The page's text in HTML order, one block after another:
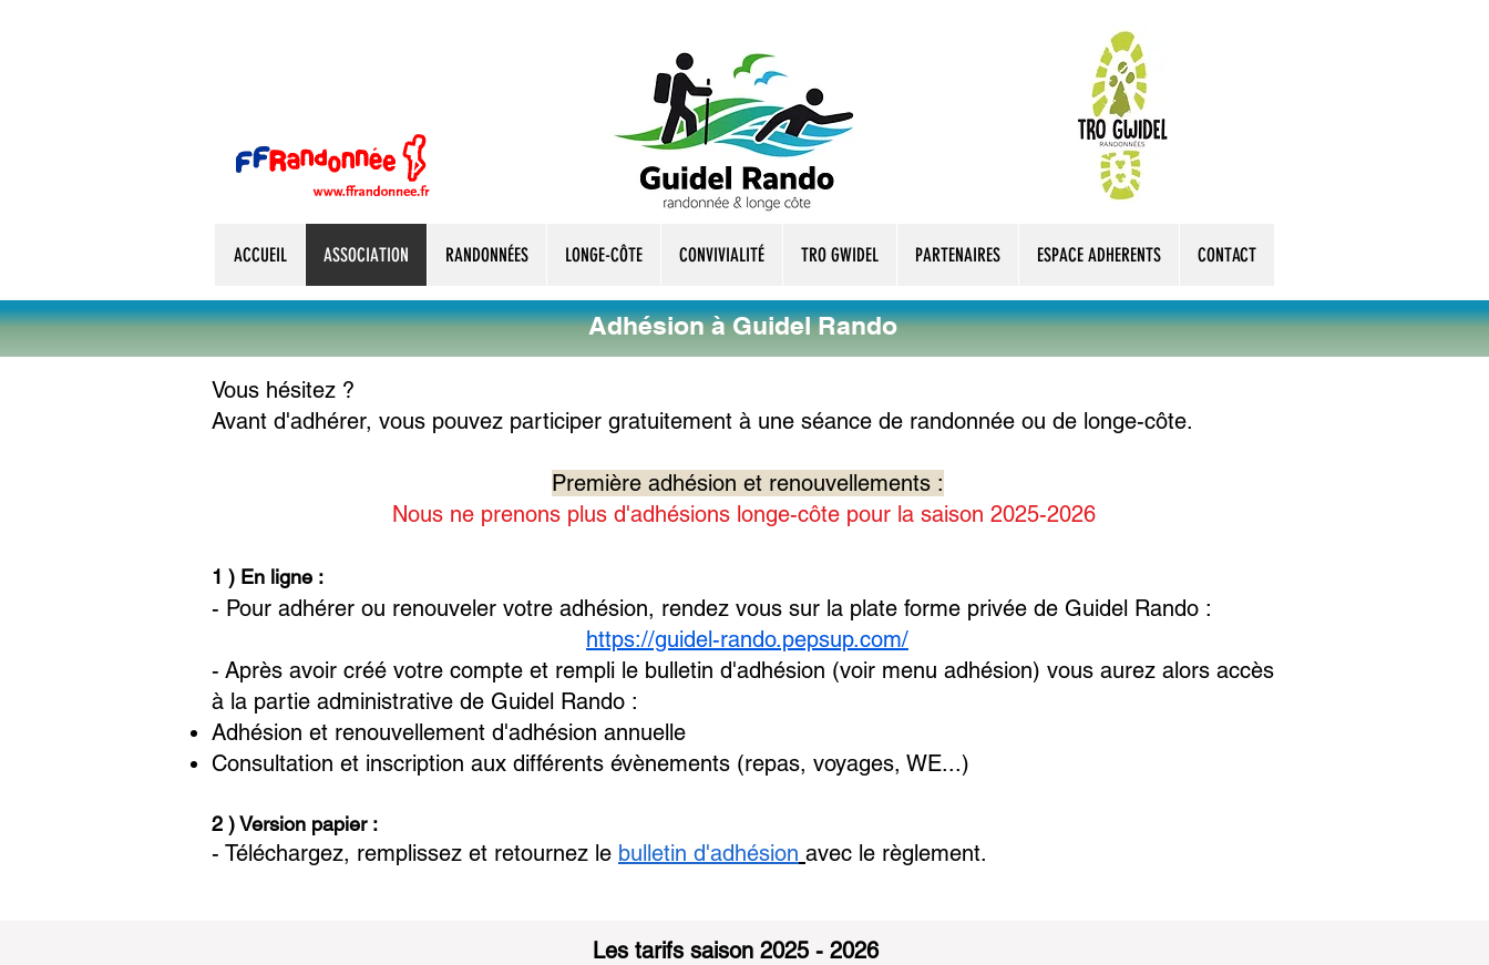
ACCUEIL ASSOCIATION RANDONNÉES LONGE-CÔTE CONVIVIALITÉ TRO GWIDEL PARTENAIRES ESPACE ADHERENTS CONTACT
Adhésion à Guidel Rando
Vous hésitez ?
Avant d'adhérer, vous pouvez participer gratuitement à une séance de randonnée ou de longe-côte.
Première adhésion et renouvellements :
Nous ne prenons plus d'adhésions longe-côte pour la saison 2025-2026
1 ) En ligne :
- Pour adhérer ou renouveler votre adhésion, rendez vous sur la plate forme privée de Guidel Rando :
https://guidel-rando.pepsup.com/
- Après avoir créé votre compte et rempli le bulletin d'adhésion (voir menu adhésion) vous aurez alors accès
à la partie administrative de Guidel Rando :
Adhésion et renouvellement d'adhésion annuelle
Consultation et inscription aux différents évènements (repas, voyages, WE...)
2 ) Version papier :
- Téléchargez, remplissez et retournez le bulletin d'adhésion avec le règlement.
Les tarifs saison 2025 - 2026